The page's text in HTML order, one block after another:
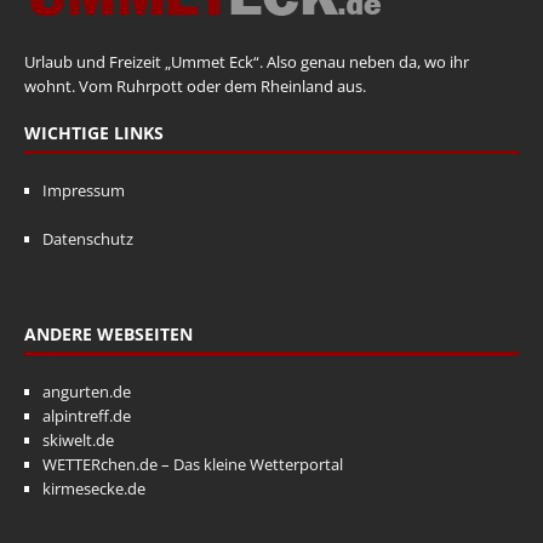
Urlaub und Freizeit „Ummet Eck“. Also genau neben da, wo ihr
wohnt. Vom Ruhrpott oder dem Rheinland aus.
WICHTIGE LINKS
Impressum
Datenschutz
ANDERE WEBSEITEN
angurten.de
alpintreff.de
skiwelt.de
WETTERchen.de – Das kleine Wetterportal
kirmesecke.de